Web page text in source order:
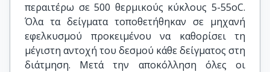
περαιτέρω σε 500 θερμικούς κύκλους 5-55οC.
Όλα τα δείγματα τοποθετήθηκαν σε μηχανή
εφελκυσμού προκειμένου να καθορίσει τη
μέγιστη αντοχή του δεσμού κάθε δείγματος στη
διάτμηση. Μετά την αποκόλληση όλες οι